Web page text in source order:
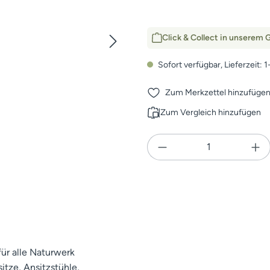
Click & Collect in unserem
Sofort verfügbar, Lieferzeit:
Zum Merkzettel hinzufügen
Zum Vergleich hinzufügen
Produkt Anzahl:
alle Naturwerk
Ansitzstühle,